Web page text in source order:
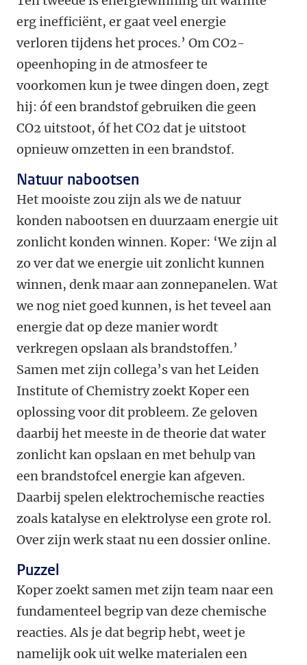
erg inefficiënt, er gaat veel energie
verloren tijdens het proces.’ Om CO2-
opeenhoping in de atmosfeer te
voorkomen kun je twee dingen doen, zegt
hij: óf een brandstof gebruiken die geen
CO2 uitstoot, óf het CO2 dat je uitstoot
opnieuw omzetten in een brandstof.
Natuur nabootsen
Het mooiste zou zijn als we de natuur
konden nabootsen en duurzaam energie uit
zonlicht konden winnen. Koper: ‘We zijn al
zo ver dat we energie uit zonlicht kunnen
winnen, denk maar aan zonnepanelen. Wat
we nog niet goed kunnen, is het teveel aan
energie dat op deze manier wordt
verkregen opslaan als brandstoffen.’
Samen met zijn collega’s van het Leiden
Institute of Chemistry zoekt Koper een
oplossing voor dit probleem. Ze geloven
daarbij het meeste in de theorie dat water
zonlicht kan opslaan en met behulp van
een brandstofcel energie kan afgeven.
Daarbij spelen elektrochemische reacties
zoals katalyse en elektrolyse een grote rol.
Over zijn werk staat nu een dossier online.
Puzzel
Koper zoekt samen met zijn team naar een
fundamenteel begrip van deze chemische
reacties. Als je dat begrip hebt, weet je
namelijk ook uit welke materialen een